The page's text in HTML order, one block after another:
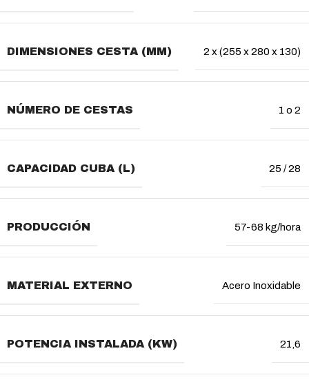
DIMENSIONES CESTA (MM) 2 x (255 x 280 x 130)
NÚMERO DE CESTAS 1 o 2
CAPACIDAD CUBA (L) 25 / 28
PRODUCCIÓN 57-68 kg/hora
MATERIAL EXTERNO Acero Inoxidable
POTENCIA INSTALADA (KW) 21,6